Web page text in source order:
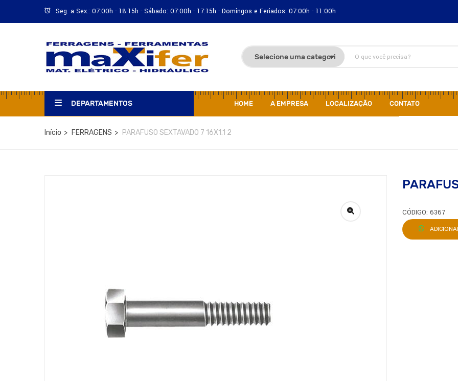
Seg. a Sex.: 07:00h - 18:15h - Sábado: 07:00h - 17:15h - Domingos e Feriados: 07:00h - 11:00h
DEPARTAMENTOS HOME A EMPRESA LOCALIZAÇÃO CONTATO
Início FERRAGENS PARAFUSO SEXTAVADO 7 16X1.1 2
CÓDIGO: 6367